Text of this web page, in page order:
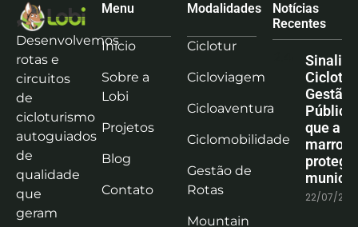
Desenvolvemos
rotas e
circuitos
de
cicloturismo
autoguiados
de
qualidade
que
geram
Menu
Início
Sobre a
Lobi
Projetos
Blog
Contato
Modalidades
Ciclotur
Cicloviagem
Cicloaventura
Ciclomobilidade
Gestão de
Rotas
Mountain
Notícias
Recentes
Gestão
que a
marrom
protege
22/07/